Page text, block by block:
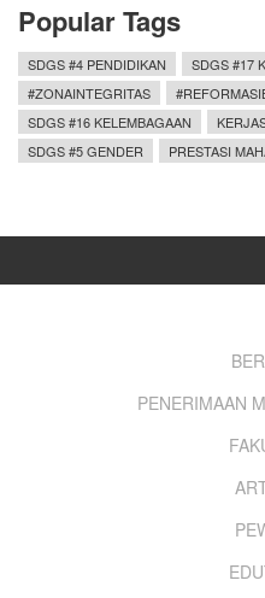
Popular Tags
SDGS #4 PENDIDIKAN SDGS #17
#ZONAINTEGRITAS
SDGS #16 KELEMBAGAAN
SDGS #5 GENDER
PRESTASI
PENERIMAAN